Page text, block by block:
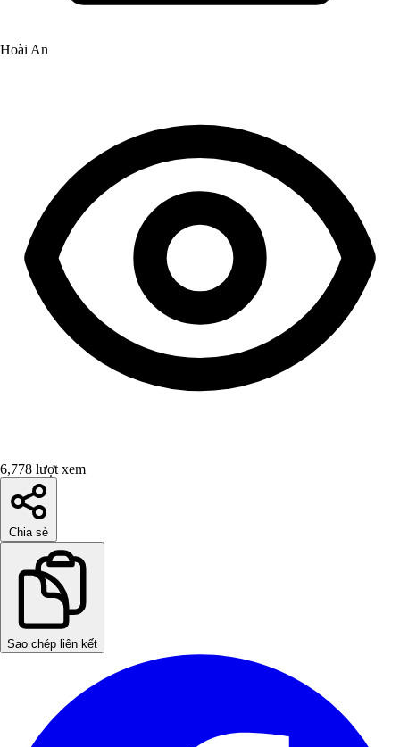
Hoài An
6,778 lượt xem
Chia sẻ
Sao chép liên kết